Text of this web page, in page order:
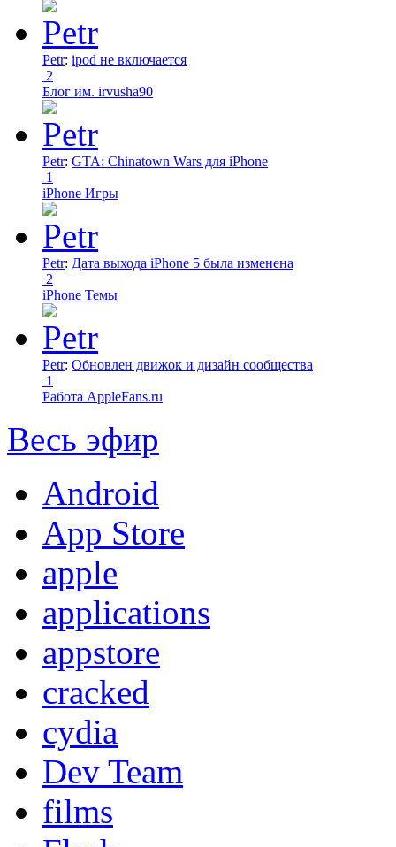
Petr: ipod не включается
2
Блог им. irvusha90
Petr: GTA: Chinatown Wars для iPhone
1
iPhone Игры
Petr: Дата выхода iPhone 5 была изменена
2
iPhone Темы
Petr: Обновлен движок и дизайн сообщества
1
Работа AppleFans.ru
Весь эфир
Android
App Store
apple
applications
appstore
cracked
cydia
Dev Team
films